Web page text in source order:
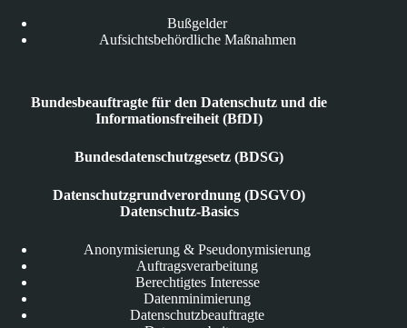
Bußgelder
Aufsichtsbehördliche Maßnahmen
Bundesbeauftragte für den Datenschutz und die
Informationsfreiheit (BfDI)
Bundesdatenschutzgesetz (BDSG)
Datenschutzgrundverordnung (DSGVO)
Datenschutz-Basics
Anonymisierung & Pseudonymisierung
Auftragsverarbeitung
Berechtigtes Interesse
Datenminimierung
Datenschutzbeauftragte